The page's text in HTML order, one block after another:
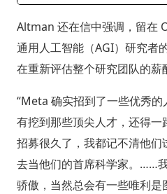
Altman 还在信中强调，留在
通用人工智能（AGI）研究者
在重新评估整个研究团队的薪
“Meta 确实招到了一些优秀
有挖到那些顶尖人才，还得
招募很久了，我都记不清他
去当他们的首席科学家。……
骄傲，当然总会有一些唯利是